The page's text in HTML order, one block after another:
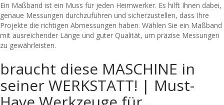
Ein Maßband ist ein Muss für jeden Heimwerker. Es hilft Ihnen dabei,
genaue Messungen durchzuführen und sicherzustellen, dass Ihre
Projekte die richtigen Abmessungen haben. Wählen Sie ein Maßband
mit ausreichender Länge und guter Qualität, um präzise Messungen
zu gewährleisten.
braucht diese MASCHINE in
seiner WERKSTATT! | Must-